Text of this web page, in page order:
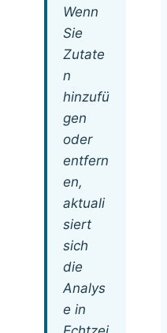
Wenn
Sie
Zutate
n
hinzufü
gen
oder
entfern
en,
aktuali
siert
sich
die
Analys
e in